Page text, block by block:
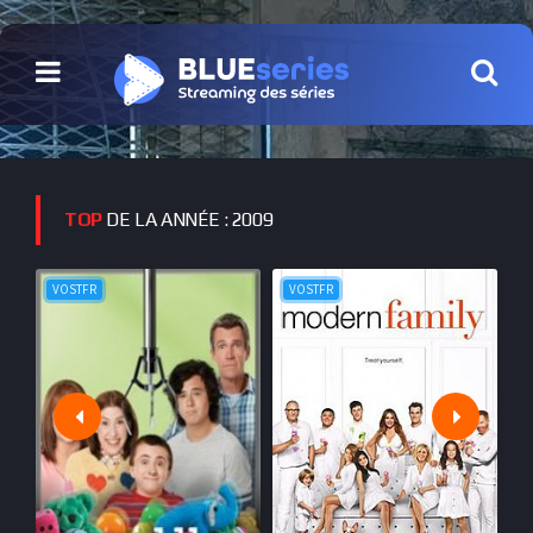
TOPDE LA ANNÉE : 2009
VOSTFR VOSTFR